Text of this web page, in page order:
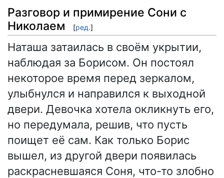
Разговор и примирение Сони с
Николаем
[ред.]
Наташа затаилась в своём укрытии,
наблюдая за Борисом. Он постоял
некоторое время перед зеркалом,
улыбнулся и направился к выходной
двери. Девочка хотела окликнуть его,
но передумала, решив, что пусть
поищет её сам. Как только Борис
вышел, из другой двери появилась
раскрасневшаяся Соня, что-то злобно